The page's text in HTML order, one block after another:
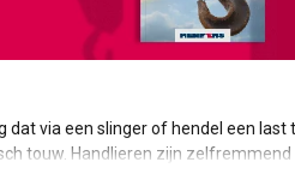
dat via een slinger of hendel een
touw. Handlieren zijn